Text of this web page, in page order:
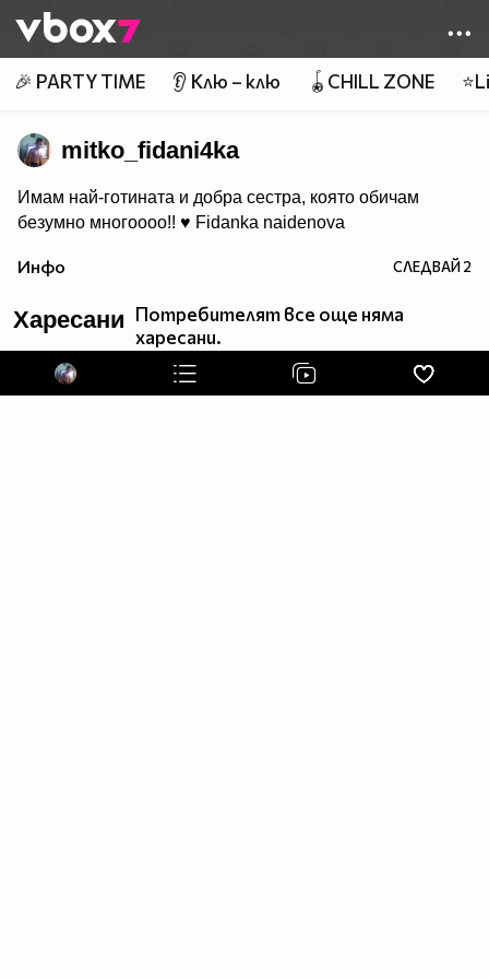
👾
🎉 PARTY TIME 👂 Клю – клю 🪀CHILL ZONE
mitko_fidani4ka
Имам най-готинaта и добра сестра, която обичам
безумно многоооо!! ♥ Fidanka naidenova
Инфо СЛЕДВАЙ2
Харесани Потребителят все още няма
харесани.